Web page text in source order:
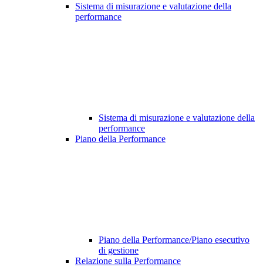
Sistema di misurazione e valutazione della
performance
Sistema di misurazione e valutazione della
performance
Piano della Performance
Piano della Performance/Piano esecutivo
di gestione
Relazione sulla Performance